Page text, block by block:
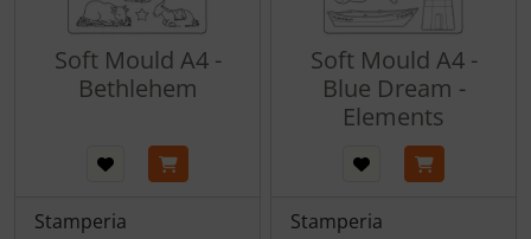
Soft Mould A4 -
Bethlehem
Stamperia
Soft Mould A4 -
Blue Dream -
Elements
Stamperia